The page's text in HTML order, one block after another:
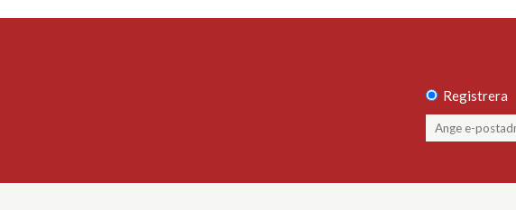
Registrera